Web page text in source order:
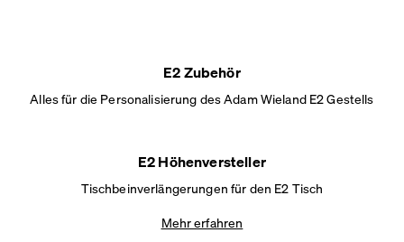
E2 Zubehör
Alles für die Personalisierung des AdamWieland E2 Gestells
E2 Höhenversteller
Tischbeinverlängerungen für den E2 Tisch
Mehr erfahren